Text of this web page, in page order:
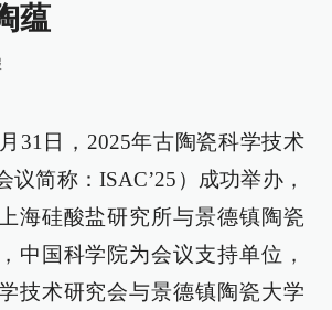
蕴
31日，2025年古陶瓷科学技术
议简称：ISAC’25）成功举办，
海硅酸盐研究所与景德镇陶瓷
中国科学院为会议支持单位，
技术研究会与景德镇陶瓷大学